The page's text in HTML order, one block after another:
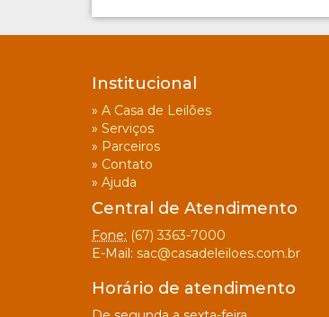
Institucional
» A Casa de Leilões
» Serviços
» Parceiros
» Contato
» Ajuda
Central de Atendimento
Fone: (67) 3363-7000
E-Mail: sac@casadeleiloes.com.br
Horário de atendimento